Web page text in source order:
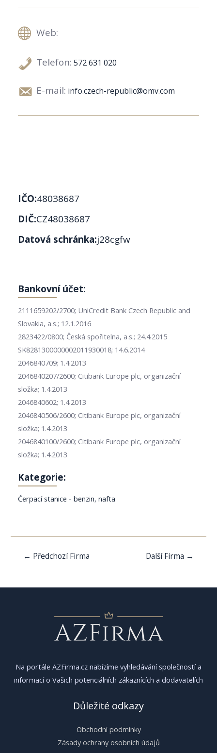
Web:
Telefon: 572 631 020
E-mail: info.czech-republic@omv.com
IČO:48038687
DIČ:CZ48038687
Datová schránka:j28cgfw
Bankovní účet:
2111659202/2700; UniCredit Bank Czech Republic and
Slovakia, a.s.; 12.1.2016
2823422/0800; Česká spořitelna, a.s.; 24.4.2015
SK8281300000002011930018; 14.6.2014
2046840709; 1.4.2013
2046840207/2600; Citibank Europe plc, organizační
složka; 1.4.2013
2046840602; 1.4.2013
2046840506/2600; Citibank Europe plc, organizační
složka; 1.4.2013
2046840100/2600; Citibank Europe plc, organizační
složka; 1.4.2013
Kategorie:
Čerpací stanice - benzin, nafta
Navigace
← Předchozí Firma Další Firma →
Na portále AZFirma.cz nabízíme vyhledávání společností a
informací o Vašich potenciálních zákaznících a dodavatelích
Důležité odkazy
Obchodní podmínky
Zásady ochrany osobních údajů